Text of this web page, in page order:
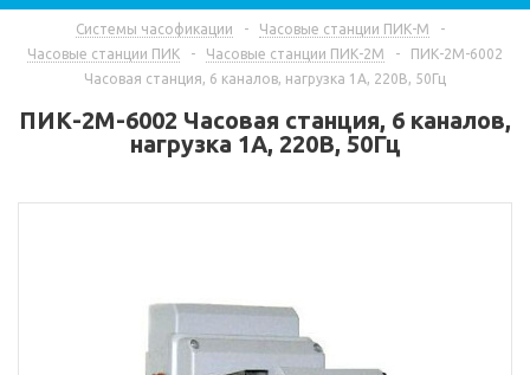
Системы часофикации - Часовые станции ПИК-М
-
Часовые станции ПИК
- Часовые станции ПИК-2М -
ПИК-2М-6002
Часовая станция, 6 каналов, нагрузка 1А, 220В, 50Гц
ПИК-2М-6002 Часовая станция, 6 каналов,
нагрузка 1А, 220В, 50Гц